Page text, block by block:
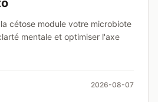
cétose module votre microbiote
mentale et optimiser l'axe
2026-08-07